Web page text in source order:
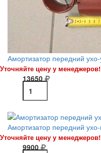
Амортизатор передний
Уточняйте цену у менеджеров!
13650
Амортизатор передний
Уточняйте цену у менеджеров!
9900